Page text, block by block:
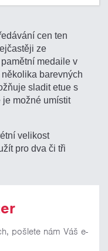
cen ten
ze
medaile v
barevných
sladit etue s
možné umístit
velikost
pro dva či tři
pošlete nám Váš e-